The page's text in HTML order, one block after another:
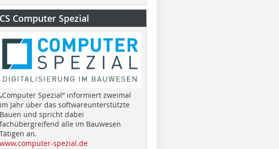
CS Computer Spezial
„Computer Spezial“ informiert zweimal
im Jahr über das softwareunterstützte
Bauen und spricht dabei
fachübergreifend alle im Bauwesen
Tätigen an.
www.computer-spezial.de